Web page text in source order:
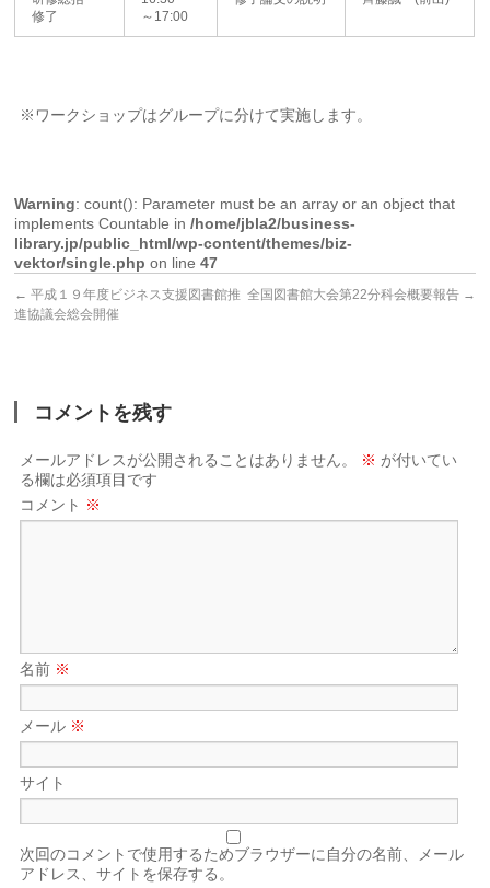
修了
～17:00
※ワークショップはグループに分けて実施します。
Warning: count(): Parameter must be an array or an object that
implements Countable in/home/jbla2/business-
library.jp/public_html/wp-content/themes/biz-
vektor/single.php on line47
← 平成１９年度ビジネス支援図書館推
進協議会総会開催
全国図書館大会第22分科会概要報告 →
コメントを残す
メールアドレスが公開されることはありません。 ※ が付いてい
る欄は必須項目です
コメント ※
名前 ※
メール ※
サイト
次回のコメントで使用するためブラウザーに自分の名前、メール
アドレス、サイトを保存する。